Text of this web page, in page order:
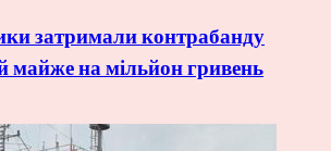
затримали контрабанду
майже на мільйон гривень